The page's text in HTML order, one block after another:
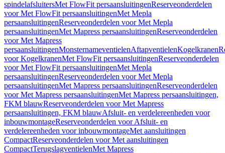
spindelafsluitersMet FlowFit persaansluitingenReserveonderdelen
voor Met FlowFit persaansluitingenMet Mepla
persaansluitingenReserveonderdelen voor Met Mepla
persaansluitingenMet Mapress persaansluitingenReserveonderdelen
voor Met Mapress
persaansluitingenMonsternameventielenAftapventielenKogelkranen
voor KogelkranenMet FlowFit persaansluitingenReserveonderdelen
voor Met FlowFit persaansluitingenMet Mepla
persaansluitingenReserveonderdelen voor Met Mepla
persaansluitingenMet Mapress persaansluitingenReserveonderdelen
voor Met Mapress persaansluitingenMet Mapress persaansluitingen,
FKM blauwReserveonderdelen voor Met Mapress
persaansluitingen, FKM blauwAfsluit- en verdelereenheden voor
inbouwmontageReserveonderdelen voor Afsluit- en
verdelereenheden voor inbouwmontageMet aansluitingen
CompactReserveonderdelen voor Met aansluitingen
CompactTerugslagventielenMet Mapress